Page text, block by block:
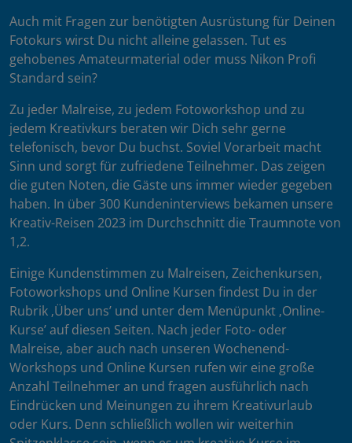
Auch mit Fragen zur benötigten Ausrüstung für Deinen
Fotokurs wirst Du nicht alleine gelassen. Tut es
gehobenes Amateurmaterial oder muss Nikon Profi
Standard sein?
Zu jeder Malreise, zu jedem Fotoworkshop und zu
jedem Kreativkurs beraten wir Dich sehr gerne
telefonisch, bevor Du buchst. Soviel Vorarbeit macht
Sinn und sorgt für zufriedene Teilnehmer. Das zeigen
die guten Noten, die Gäste uns immer wieder gegeben
haben. In über 300 Kundeninterviews bekamen unsere
Kreativ-Reisen 2023 im Durchschnitt die Traumnote von
1,2.
Einige Kundenstimmen zu Malreisen, Zeichenkursen,
Fotoworkshops und Online Kursen findest Du in der
Rubrik ‚Über uns’ und unter dem Menüpunkt ‚Online-
Kurse’ auf diesen Seiten. Nach jeder Foto- oder
Malreise, aber auch nach unseren Wochenend-
Workshops und Online Kursen rufen wir eine große
Anzahl Teilnehmer an und fragen ausführlich nach
Eindrücken und Meinungen zu ihrem Kreativurlaub
oder Kurs. Denn schließlich wollen wir weiterhin